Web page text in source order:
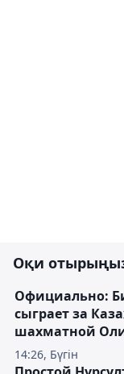
Оқи
14:26, Бүгін
Официально:
сыграет за
шахматной